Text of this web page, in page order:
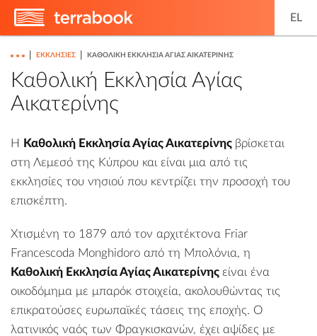
EL
ΕΚΚΛΗΣΊΕΣ ΚΑΘΟΛΙΚΉ ΕΚΚΛΗΣΊΑ ΑΓΊΑΣ ΑΙΚΑΤΕΡΊΝΗΣ
Καθολική Εκκλησία Αγίας
Αικατερίνης
Η Καθολική Εκκλησία Αγίας Αικατερίνης βρίσκεται
στη Λεμεσό της Κύπρου και είναι μια από τις
εκκλησίες του νησιού που κεντρίζει την προσοχή του
επισκέπτη.
Χτισμένη το 1879 από τον αρχιτέκτονα Friar
Francescoda Monghidoro από τη Μπολόνια, η
Καθολική Εκκλησία Αγίας Αικατερίνης είναι ένα
οικοδόμημα με μπαρόκ στοιχεία, ακολουθώντας τις
επικρατούσες ευρωπαϊκές τάσεις της εποχής. Ο
λατινικός ναός των Φραγκισκανών, έχει αψίδες με